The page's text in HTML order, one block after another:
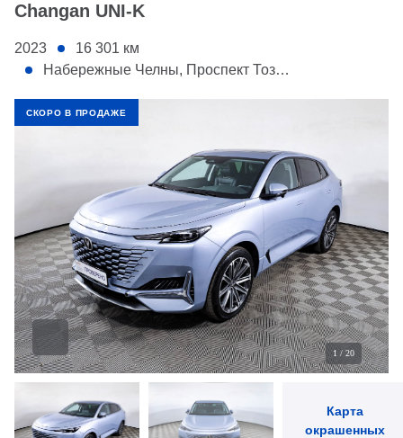
Changan UNI-K
2023 16 301 км
Набережные Челны, Проспект Тозелеш, 27
СКОРО В ПРОДАЖЕ
1/ 20
Карта
окрашенных